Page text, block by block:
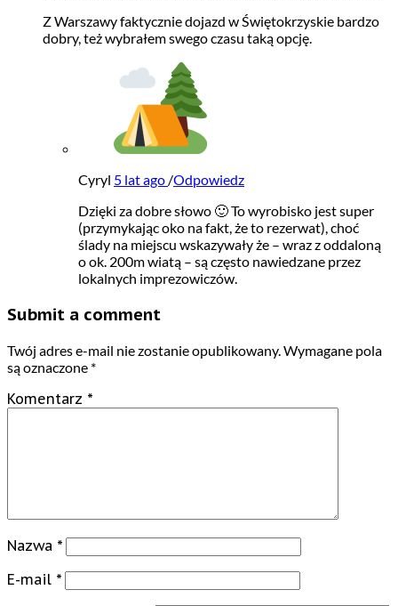
Z Warszawy faktycznie dojazd w Świętokrzyskie bardzo
dobry, też wybrałem swego czasu taką opcję.
Cyryl 5 lat ago /Odpowiedz
Dzięki za dobre słowo 🙂 To wyrobisko jest super
(przymykając oko na fakt, że to rezerwat), choć
ślady na miejscu wskazywały że – wraz z oddaloną
o ok. 200m wiatą – są często nawiedzane przez
lokalnych imprezowiczów.
Submit a comment
Twój adres e-mail nie zostanie opublikowany. Wymagane pola
są oznaczone *
Komentarz *
Nazwa *
E-mail *